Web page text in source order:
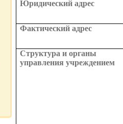
Юридический адрес
Фактический адрес
Структура и органы
управления учреждением